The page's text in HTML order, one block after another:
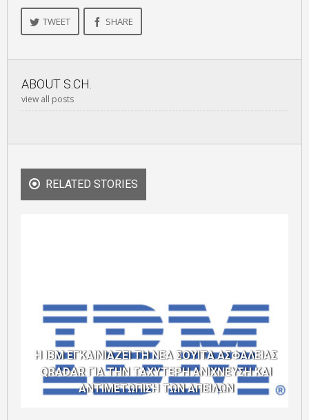
TWEET SHARE
ABOUT S.CH.
view all posts
RELATED STORIES
Η IBM ΕΓΚΑΙΝΙΑΖΕΙ ΤΗ ΝΕΑ ΣΟΥΙΤΑ ΑΣΦΑΛΕΙΑΣ
QRADAR ΓΙΑ ΤΗΝ ΤΑΧΥΤΕΡΗ ΑΝΙΧΝΕΥΣΗ ΚΑΙ
ΑΝΤΙΜΕΤΩΠΙΣΗ ΤΩΝ ΑΠΕΙΛΩΝ